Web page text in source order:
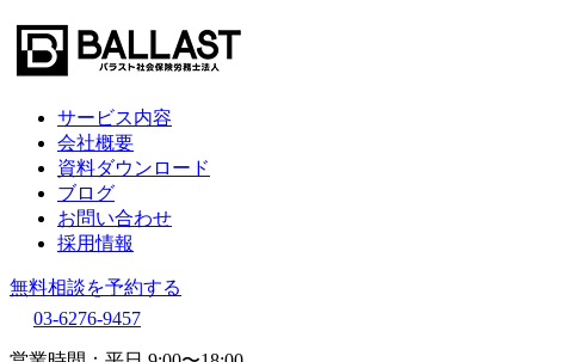
サービス内容
会社概要
資料ダウンロード
ブログ
お問い合わせ
採用情報
無料相談を予約する
03-6276-9457